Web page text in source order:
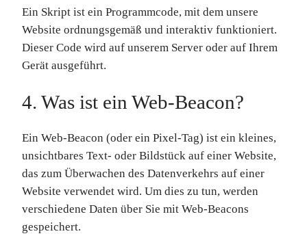
Ein Skript ist ein Programmcode, mit dem unsere
Website ordnungsgemäß und interaktiv funktioniert.
Dieser Code wird auf unserem Server oder auf Ihrem
Gerät ausgeführt.
4. Was ist ein Web-Beacon?
Ein Web-Beacon (oder ein Pixel-Tag) ist ein kleines,
unsichtbares Text- oder Bildstück auf einer Website,
das zum Überwachen des Datenverkehrs auf einer
Website verwendet wird. Um dies zu tun, werden
verschiedene Daten über Sie mit Web-Beacons
gespeichert.